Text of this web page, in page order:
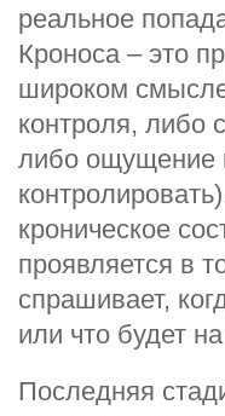
реальное
Кроноса – это
широком
контроля, либо
либо ощущение
кроническое
проявляется в
спрашивает,
или что будет
Последняя